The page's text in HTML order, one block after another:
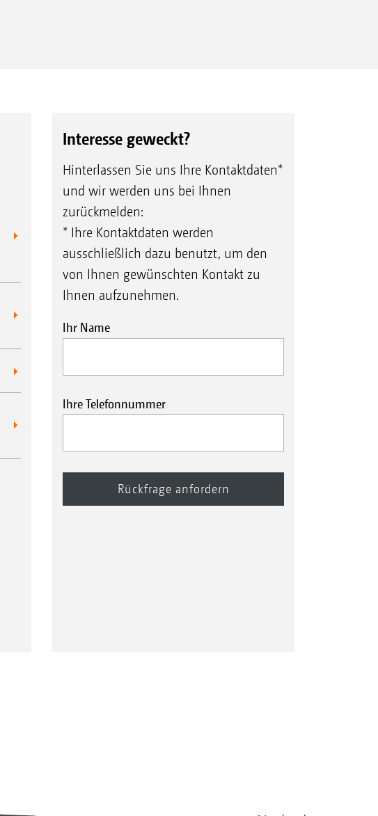
Interesse geweckt?
Hinterlassen Sie uns Ihre Kontaktdaten*
und wir werden uns bei Ihnen
zurückmelden:
* Ihre Kontaktdaten werden
ausschließlich dazu benutzt, um den
von Ihnen gewünschten Kontakt zu
Ihnen aufzunehmen.
Ihr Name
Ihre Telefonnummer